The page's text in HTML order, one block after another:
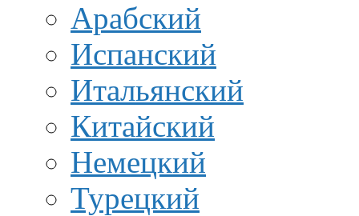
Арабский
Испанский
Итальянский
Китайский
Немецкий
Турецкий